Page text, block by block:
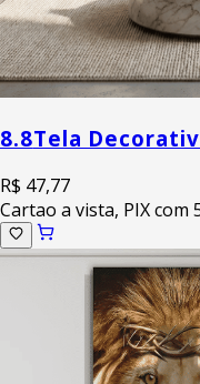
8.8Tela
R$ 47,77
Cartao a vista, PIX com